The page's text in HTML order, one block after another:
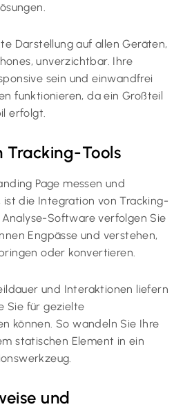
Darstellung auf allen Geräten,
unverzichtbar. Ihre
sein und einwandfrei
funktionieren, da ein Großteil
erfolgt.
Tracking-Tools
Page messen und
ist die Integration von Tracking-
Software verfolgen Sie
Engpässe und verstehen,
oder konvertieren.
und Interaktionen liefern
Sie für gezielte
können. So wandeln Sie Ihre
statischen Element in ein
und